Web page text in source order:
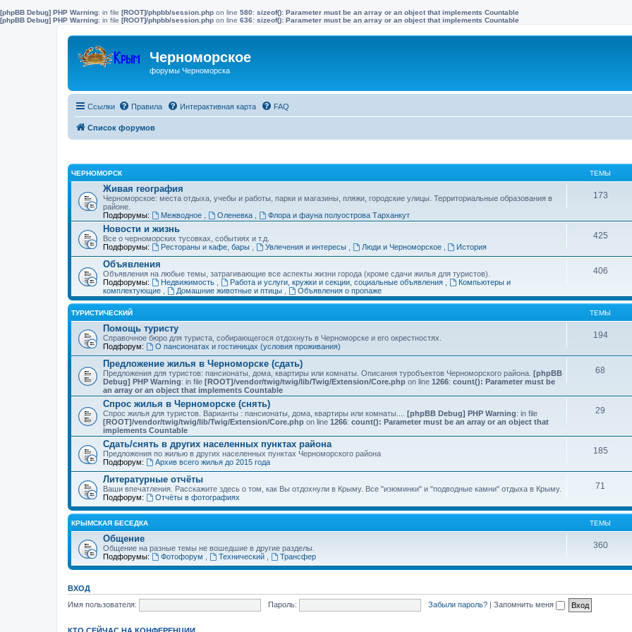
[phpBB Debug] PHP Warning: in file [ROOT]/phpbb/session.php on line 580: sizeof(): Parameter must be an array or an object that implements Countable
[phpBB Debug] PHP Warning: in file [ROOT]/phpbb/session.php on line 636: sizeof(): Parameter must be an array or an object that implements Countable
Черноморское
форумы Черноморска
Ссылки Правила Интерактивная карта FAQ
Список форумов
ЧЕРНОМОРСК ТЕМЫ
Живая география
Черноморское: места отдыха, учебы и работы, парки и магазины, пляжи, городские улицы. Территориальные образования в
районе.
Подфорумы:
Межводное Оленевка Флора и фауна полуострова Тарханкут
173
Новости и жизнь
Все о черноморских тусовках, событиях и т.д.
Подфорумы:
Рестораны и кафе, бары Увлечения и интересы Люди и Черноморское История
425
Объявления
Объявления на любые темы, затрагивающие все аспекты жизни города (кроме сдачи жилья для туристов).
Подфорумы:
Недвижимость Работа и услуги, кружки и секции, социальные объявления
Компьютеры и
комплектующие
Домашние животные и птицы Объявления о пропаже
406
ТУРИСТИЧЕСКИЙ ТЕМЫ
Помощь туристу
Справочное бюро для туриста, собирающегося отдохнуть в Черноморске и его окрестностях.
Подфорум:
О пансионатах и гостиницах (условия проживания)
194
Предложение жилья в Черноморске (сдать)
Предложения для туристов: пансионаты, дома, квартиры или комнаты. Описания туробъектов Черноморского района. [phpBB
Debug] PHP Warning: in file [ROOT]/vendor/twig/twig/lib/Twig/Extension/Core.php on line 1266: count(): Parameter must be
an array or an object that implements Countable
68
Спрос жилья в Черноморске (снять)
Спрос жилья для туристов. Варианты : пансионаты, дома, квартиры или комнаты.... [phpBB Debug] PHP Warning: in file
[ROOT]/vendor/twig/twig/lib/Twig/Extension/Core.php on line 1266: count(): Parameter must be an array or an object that
implements Countable
29
Сдать/снять в других населенных пунктах района
Предложения по жилью в других населенных пунктах Черноморского района
Подфорум:
Архив всего жилья до 2015 года
185
Литературные отчёты
Ваши впечатления. Расскажите здесь о том, как Вы отдохнули в Крыму. Все "изюминки" и "подводные камни" отдыха в Крыму.
Подфорум:
Отчёты в фотографиях
71
КРЫМСКАЯ БЕСЕДКА ТЕМЫ
Общение
Общение на разные темы не вошедшие в другие разделы.
Подфорумы:
Фотофорум Технический Трансфер
360
ВХОД
Имя пользователя:
Пароль: Забыли пароль? | Запомнить меня